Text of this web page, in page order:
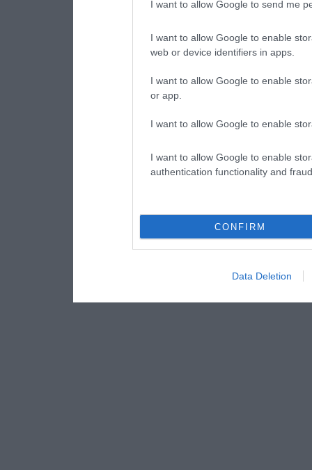
I want to allow Google to send me
I want to allow Google to enable
web or device identifiers in apps.
I want to allow Google to enable
or app.
I want to allow Google to enable
I want to allow Google to enable
authentication functionality and
CONFIRM
Data Deletion